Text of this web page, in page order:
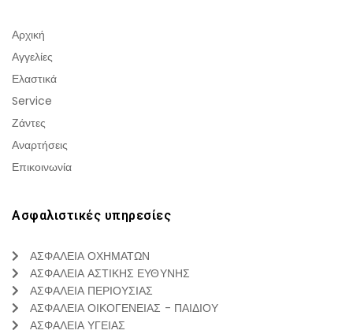
Αρχική
Αγγελίες
Ελαστικά
Service
Ζάντες
Αναρτήσεις
Επικοινωνία
Ασφαλιστικές υπηρεσίες
ΑΣΦΑΛΕΙΑ ΟΧΗΜΑΤΩΝ
ΑΣΦΑΛΕΙΑ ΑΣΤΙΚΗΣ ΕΥΘΥΝΗΣ
ΑΣΦΑΛΕΙΑ ΠΕΡΙΟΥΣΙΑΣ
ΑΣΦΑΛΕΙΑ ΟΙΚΟΓΕΝΕΙΑΣ - ΠΑΙΔΙΟΥ
ΑΣΦΑΛΕΙΑ ΥΓΕΙΑΣ